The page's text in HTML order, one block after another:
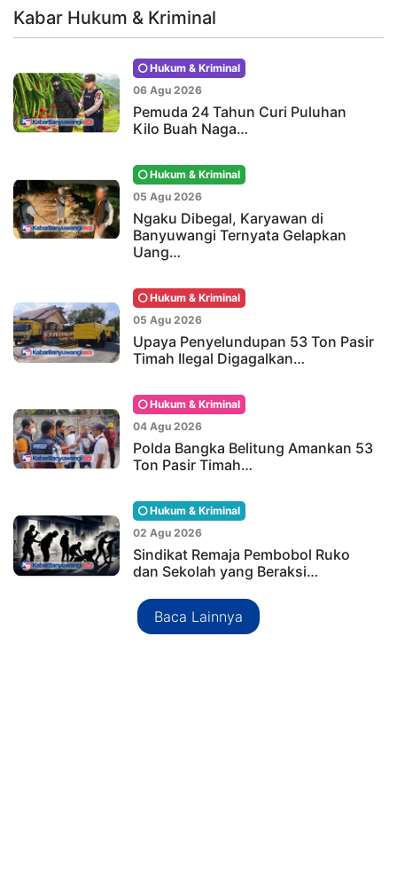
Kabar Hukum & Kriminal
Hukum & Kriminal
06 Agu 2026
Pemuda 24 Tahun Curi Puluhan
Kilo Buah Naga…
Hukum & Kriminal
05 Agu 2026
Ngaku Dibegal, Karyawan di
Banyuwangi Ternyata Gelapkan
Uang…
Hukum & Kriminal
05 Agu 2026
Upaya Penyelundupan 53 Ton Pasir
Timah Ilegal Digagalkan…
Hukum & Kriminal
04 Agu 2026
Polda Bangka Belitung Amankan 53
Ton Pasir Timah…
Hukum & Kriminal
02 Agu 2026
Sindikat Remaja Pembobol Ruko
dan Sekolah yang Beraksi…
Baca Lainnya